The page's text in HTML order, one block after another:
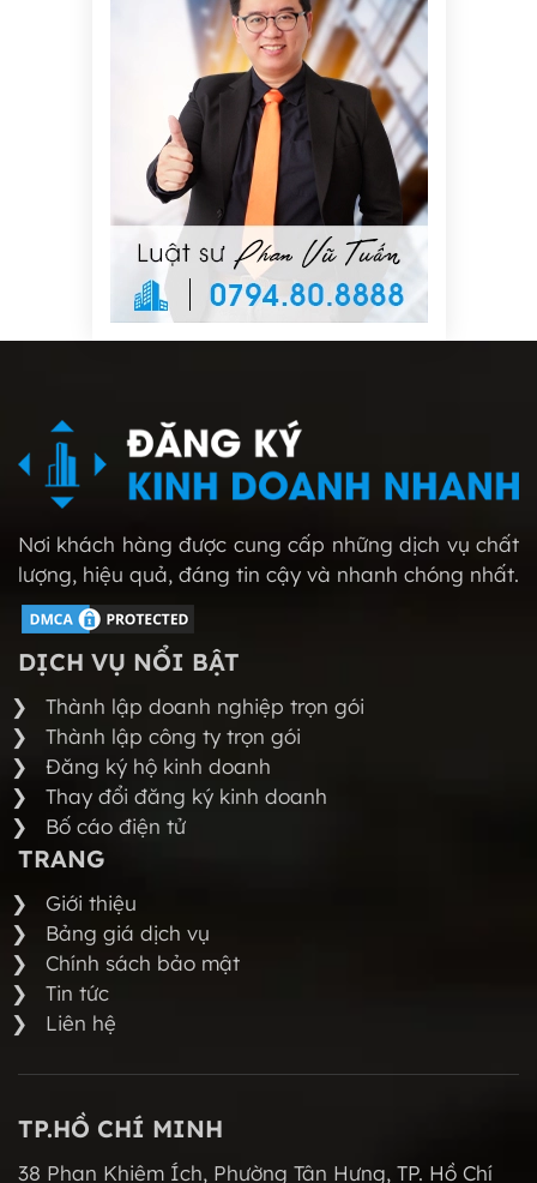
Nơi khách hàng được cung cấp những dịch vụ chất
lượng, hiệu quả, đáng tin cậy và nhanh chóng nhất.
DỊCH VỤ NỔI BẬT
Thành lập doanh nghiệp trọn gói
Thành lập công ty trọn gói
Đăng ký hộ kinh doanh
Thay đổi đăng ký kinh doanh
Bố cáo điện tử
TRANG
Giới thiệu
Bảng giá dịch vụ
Chính sách bảo mật
Tin tức
Liên hệ
TP.HỒ CHÍ MINH
38 Phan Khiêm Ích, Phường Tân Hưng, TP. Hồ Chí